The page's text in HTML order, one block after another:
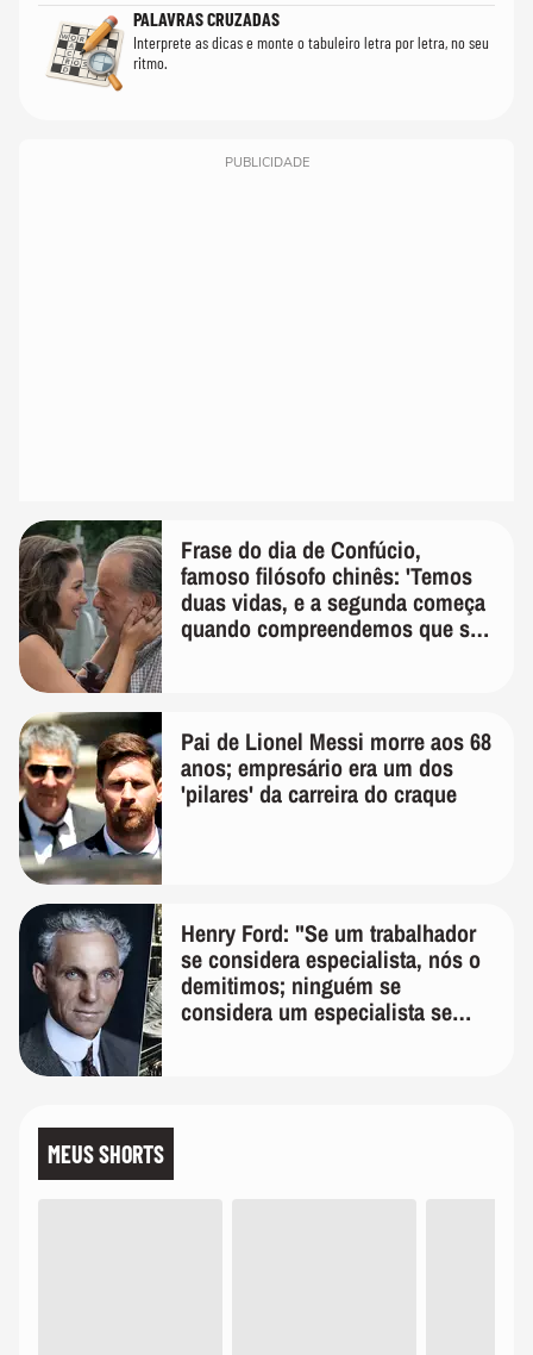
PALAVRAS CRUZADAS
Interprete as dicas e monte o tabuleiro letra por letra, no seu
ritmo.
PUBLICIDADE
Frase do dia de Confúcio,
famoso filósofo chinês: 'Temos
duas vidas, e a segunda começa
quando compreendemos que só
Pai de Lionel Messi morre aos 68
anos; empresário era um dos
'pilares' da carreira do craque
Henry Ford: "Se um trabalhador
se considera especialista, nós o
demitimos; ninguém se
considera um especialista se
MEUS SHORTS